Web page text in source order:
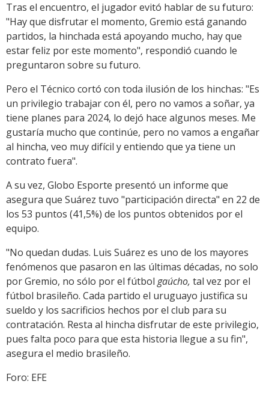
Tras el encuentro, el jugador evitó hablar de su futuro:
"Hay que disfrutar el momento, Gremio está ganando
partidos, la hinchada está apoyando mucho, hay que
estar feliz por este momento", respondió cuando le
preguntaron sobre su futuro.
Pero el Técnico cortó con toda ilusión de los hinchas: "Es
un privilegio trabajar con él, pero no vamos a soñar, ya
tiene planes para 2024, lo dejó hace algunos meses. Me
gustaría mucho que continúe, pero no vamos a engañar
al hincha, veo muy difícil y entiendo que ya tiene un
contrato fuera".
A su vez, Globo Esporte presentó un informe que
asegura que Suárez tuvo "participación directa" en 22 de
los 53 puntos (41,5%) de los puntos obtenidos por el
equipo.
"No quedan dudas. Luis Suárez es uno de los mayores
fenómenos que pasaron en las últimas décadas, no solo
por Gremio, no sólo por el fútbol gaúcho, tal vez por el
fútbol brasileño. Cada partido el uruguayo justifica su
sueldo y los sacrificios hechos por el club para su
contratación. Resta al hincha disfrutar de este privilegio,
pues falta poco para que esta historia llegue a su fin",
asegura el medio brasileño.
Foro: EFE